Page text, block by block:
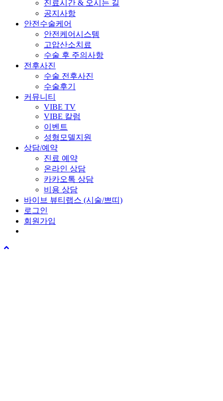
진료시간 & 오시는 길
공지사항
안전수술케어
안전케어시스템
고압산소치료
수술 후 주의사항
전후사진
수술 전후사진
수술후기
커뮤니티
VIBE TV
VIBE 칼럼
이벤트
성형모델지원
상담/예약
진료 예약
온라인 상담
카카오톡 상담
비용 상담
바이브 뷰티랩스 (시술/쁘띠)
로그인
회원가입